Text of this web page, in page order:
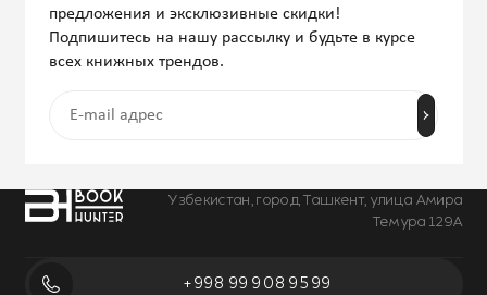
Узбекистан, город Ташкент, улица Амира
Темура 129А
+998 99 908 95 99
предложения и эксклюзивные скидки!
Подпишитесь на нашу рассылку и будьте в курсе
всех книжных трендов.